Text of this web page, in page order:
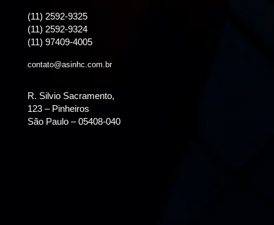
(11) 2592-9325
(11) 2592-9324
(11) 97409-4005
contato@asinhc.com.br
R. Silvio Sacramento,
123 – Pinheiros
São Paulo – 05408-040